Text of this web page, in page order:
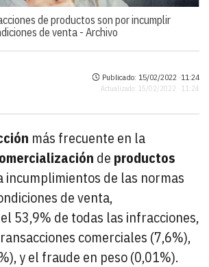
de productos son por incumplir
de venta -Archivo
Publicado: 15/02/2022 ·11:24
Actualizado: 15/02/2022 · 11:24
más frecuente en la
de productos
incumplimientos de las normas
de venta,
53,9% de todas las infracciones,
comerciales (7,6%),
y el fraude en peso (0,01%).